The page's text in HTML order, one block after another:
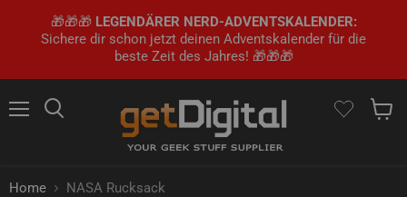
🎁🎁🎁 LEGENDÄRER NERD-ADVENTSKALENDER:
Sichere dir schon jetzt deinen Adventskalender für die
beste Zeit des Jahres! 🎁🎁🎁
Home NASA Rucksack